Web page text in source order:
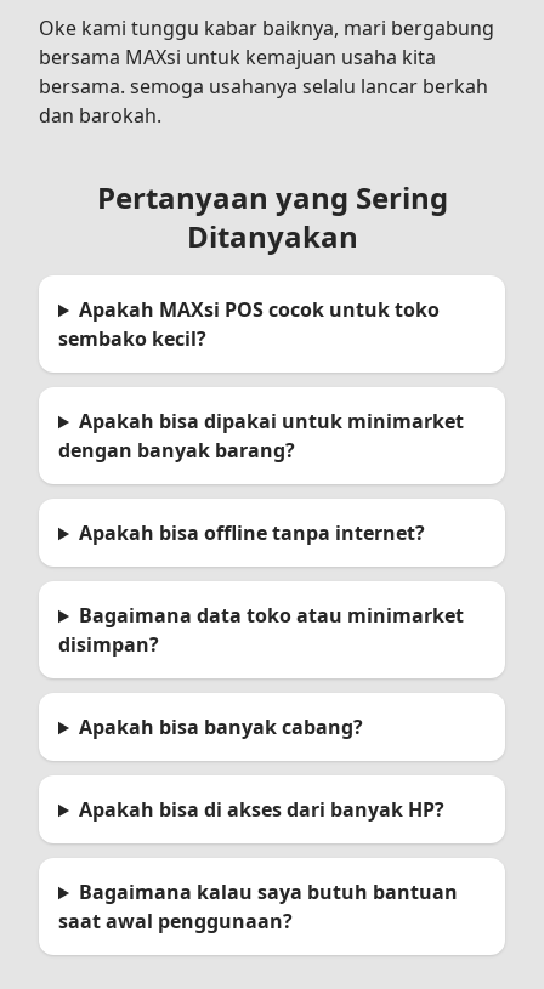
Oke kami tunggu kabar baiknya, mari bergabung
bersama MAXsi untuk kemajuan usaha kita
bersama. semoga usahanya selalu lancar berkah
dan barokah.
Pertanyaan yang Sering
Ditanyakan
Apakah MAXsi POS cocok untuk toko
sembako kecil?
Apakah bisa dipakai untuk minimarket
dengan banyak barang?
Apakah bisa offline tanpa internet?
Bagaimana data toko atau minimarket
disimpan?
Apakah bisa banyak cabang?
Apakah bisa di akses dari banyak HP?
Bagaimana kalau saya butuh bantuan
saat awal penggunaan?